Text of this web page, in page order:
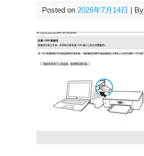
Posted on 2026年7月14日 | By